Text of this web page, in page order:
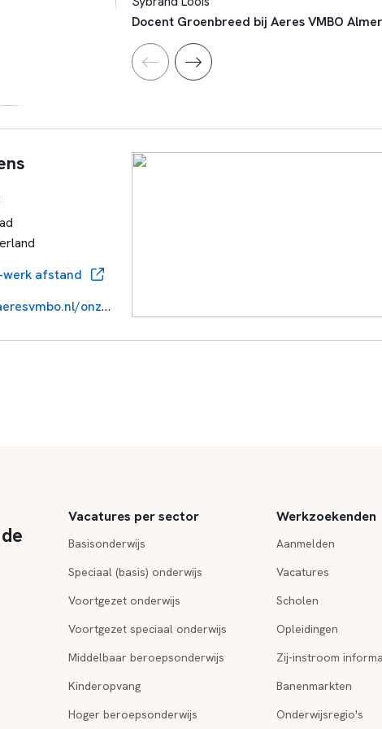
Docent Groenbreed bij Aeres VMBO
werk afstand
https://www.aeresvmbo.nl/onze-scholen/lelystad
Vacatures per sector
Basisonderwijs
Speciaal (basis) onderwijs
Voortgezet onderwijs
Voortgezet speciaal onderwijs
Middelbaar beroepsonderwijs
Kinderopvang
Hoger beroepsonderwijs
Werkzoekenden
Aanmelden
Vacatures
Scholen
Opleidingen
Zij-instroom
Banenmarkten
Onderwijsregio's